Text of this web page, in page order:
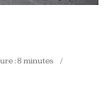
:8 minutes